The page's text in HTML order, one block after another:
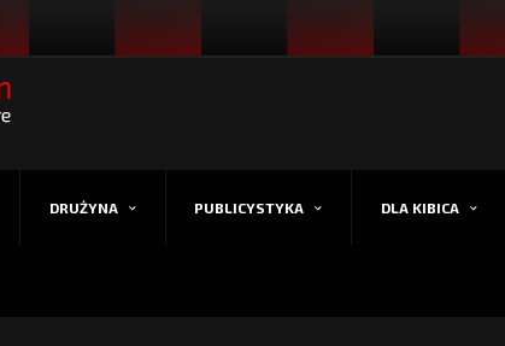
DRUŻYNA PUBLICYSTYKA DLA KIBICA